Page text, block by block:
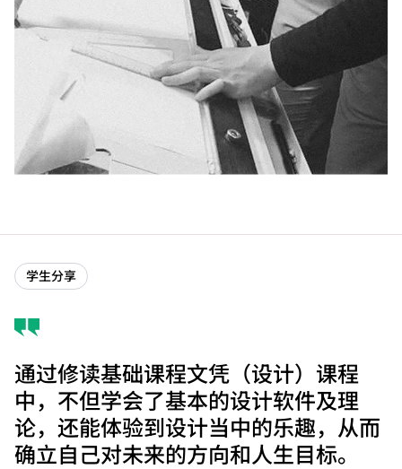
学生分享
通过修读基础课程文凭（设计）课程
中，不但学会了基本的设计软件及理
论，还能体验到设计当中的乐趣，从而
确立自己对未来的方向和人生目标。